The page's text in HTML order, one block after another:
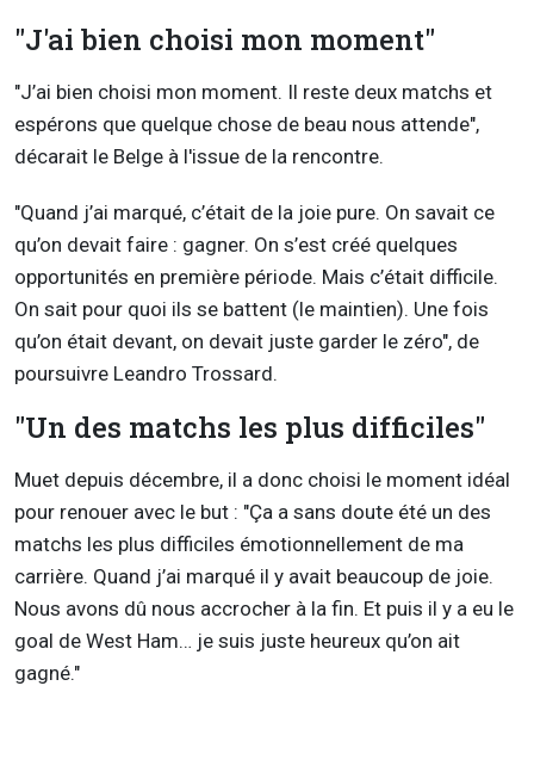
"J'ai bien choisi mon moment"
"J’ai bien choisi mon moment. Il reste deux matchs et
espérons que quelque chose de beau nous attende",
décarait le Belge à l'issue de la rencontre.
"Quand j’ai marqué, c’était de la joie pure. On savait ce
qu’on devait faire : gagner. On s’est créé quelques
opportunités en première période. Mais c’était difficile.
On sait pour quoi ils se battent (le maintien). Une fois
qu’on était devant, on devait juste garder le zéro", de
poursuivre Leandro Trossard.
"Un des matchs les plus difficiles"
Muet depuis décembre, il a donc choisi le moment idéal
pour renouer avec le but : "Ça a sans doute été un des
matchs les plus difficiles émotionnellement de ma
carrière. Quand j’ai marqué il y avait beaucoup de joie.
Nous avons dû nous accrocher à la fin. Et puis il y a eu le
goal de West Ham… je suis juste heureux qu’on ait
gagné."